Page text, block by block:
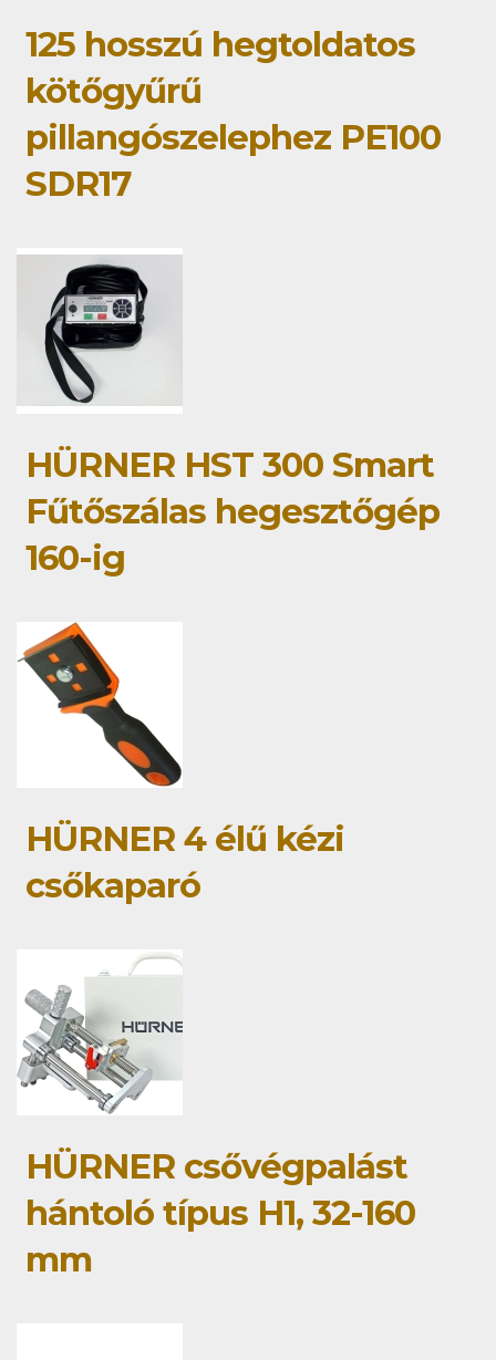
125 hosszú hegtoldatos
kötőgyűrű
pillangószelephez PE100
SDR17
HÜRNER HST 300 Smart
Fűtőszálas hegesztőgép
160-ig
HÜRNER 4 élű kézi
csőkaparó
HÜRNER csővégpalást
hántoló típus H1, 32-160
mm